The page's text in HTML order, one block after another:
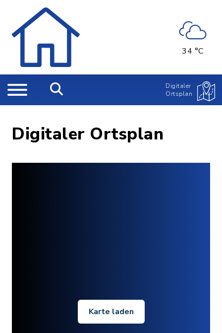
34 °C
Digitaler
Ortsplan
Digitaler Ortsplan
Karte laden